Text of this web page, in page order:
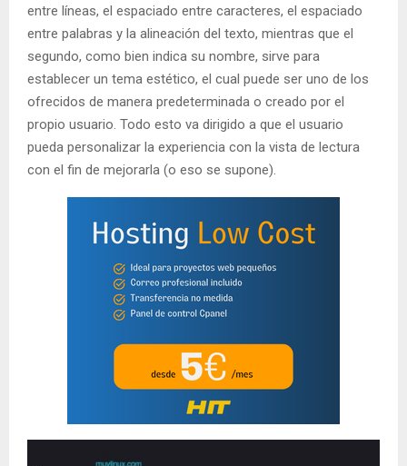
entre líneas, el espaciado entre caracteres, el espaciado
entre palabras y la alineación del texto, mientras que el
segundo, como bien indica su nombre, sirve para
establecer un tema estético, el cual puede ser uno de los
ofrecidos de manera predeterminada o creado por el
propio usuario. Todo esto va dirigido a que el usuario
pueda personalizar la experiencia con la vista de lectura
con el fin de mejorarla (o eso se supone).